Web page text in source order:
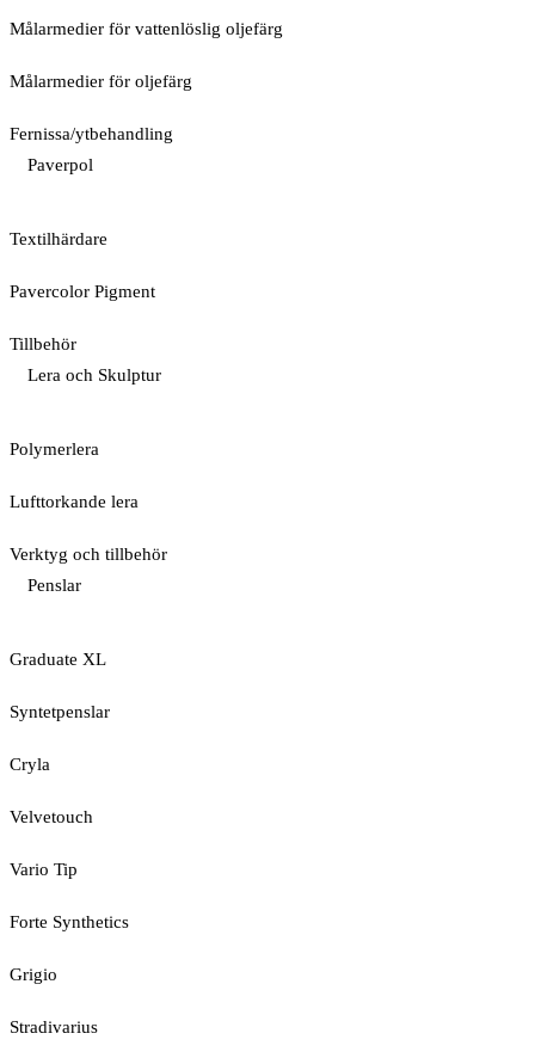
Målarmedier för vattenlöslig oljefärg
Målarmedier för oljefärg
Fernissa/ytbehandling
Paverpol
Textilhärdare
Pavercolor Pigment
Tillbehör
Lera och Skulptur
Polymerlera
Lufttorkande lera
Verktyg och tillbehör
Penslar
Graduate XL
Syntetpenslar
Cryla
Velvetouch
Vario Tip
Forte Synthetics
Grigio
Stradivarius